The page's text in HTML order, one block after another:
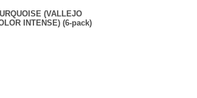
(VALLEJO
INTENSE) (6-pack)